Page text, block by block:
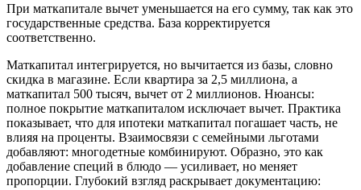
При маткапитале вычет уменьшается на его сумму, так как это
государственные средства. База корректируется
соответственно.
Маткапитал интегрируется, но вычитается из базы, словно
скидка в магазине. Если квартира за 2,5 миллиона, а
маткапитал 500 тысяч, вычет от 2 миллионов. Нюансы:
полное покрытие маткапиталом исключает вычет. Практика
показывает, что для ипотеки маткапитал погашает часть, не
влияя на проценты. Взаимосвязи с семейными льготами
добавляют: многодетные комбинируют. Образно, это как
добавление специй в блюдо — усиливает, но меняет
пропорции. Глубокий взгляд раскрывает документацию: